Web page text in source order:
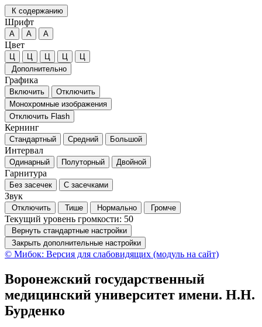
К содержанию
Шрифт
А А А
Цвет
Ц Ц Ц Ц
Ц
Дополнительно
Графика
Включить
Отключить
Монохромные изображения
Отключить Flash
Кернинг
Стандартный Средний Большой
Интервал
Одинарный Полуторный Двойной
Гарнитура
Без засечек С засечками
Звук
Отключить Тише Нормально Громче
Текущий уровень громкости: 50
Вернуть стандартные настройки
Закрыть дополнительные настройки
© Мибок: Версия для слабовидящих (модуль на сайт)
Воронежский государственный
медицинский университет имени. Н.Н.
Бурденко